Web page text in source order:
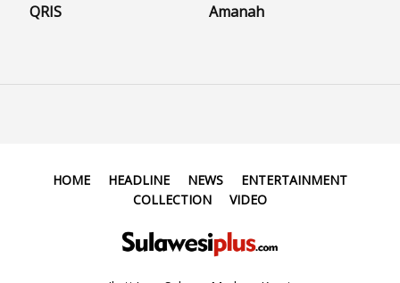
QRIS
Amanah
HOME HEADLINE NEWS
ENTERTAINMENT
COLLECTION
VIDEO